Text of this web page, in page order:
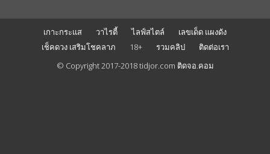
เกาะกระแส วาไรตี้ ไลฟ์สไตล์
เลขเด็ด แผงดัง
เช็คดวง เสริมโชคลาภ
18+ รวมคลิป
ติดต่อเรา
© Copyright 2017-2018 tidjor.com ติดจอ.คอม